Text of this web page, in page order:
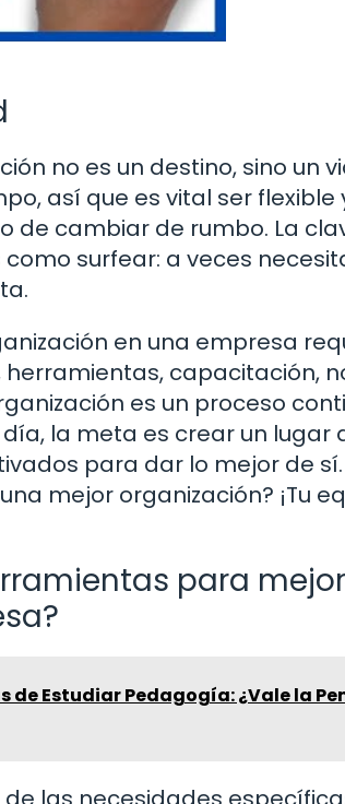
no es un destino, sino un
así que es vital ser flexible
de cambiar de rumbo. La
surfear: a veces
en una empresa
capacitación,
es un proceso
la meta es crear un
para dar lo mejor de sí.
mejor organización? ¡Tu
para
de Estudiar Pedagogía: ¿Vale la